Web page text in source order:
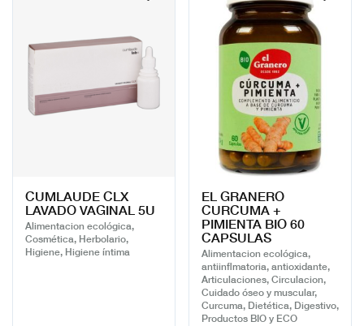
CUMLAUDE CLX
LAVADO VAGINAL 5U
Alimentacion ecológica,
Cosmética, Herbolario,
Higiene, Higiene íntima
EL GRANERO
CURCUMA +
PIMIENTA BIO 60
CAPSULAS
Alimentacion ecológica,
antiinflmatoria, antioxidante,
Articulaciones, Circulacion,
Cuidado óseo y muscular,
Curcuma, Dietética, Digestivo,
Productos BIO y ECO